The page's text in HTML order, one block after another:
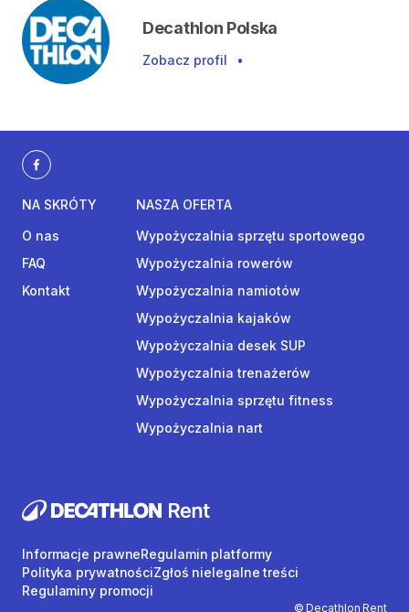
Decathlon Polska
Zobacz profil •
NA SKRÓTY
O nas
FAQ
Kontakt
NASZA OFERTA
Wypożyczalnia sprzętu sportowego
Wypożyczalnia rowerów
Wypożyczalnia namiotów
Wypożyczalnia kajaków
Wypożyczalnia desek SUP
Wypożyczalnia trenażerów
Wypożyczalnia sprzętu fitness
Wypożyczalnia nart
© Decathlon Rent
Informacje prawneRegulamin platformy
Polityka prywatnościZgłoś nielegalne treści
Regulaminy promocji